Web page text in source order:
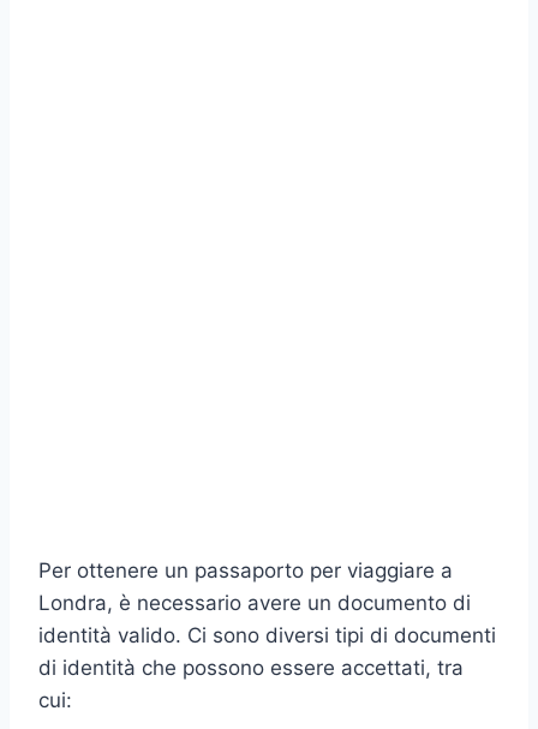
Per ottenere un passaporto per viaggiare a
Londra, è necessario avere un documento di
identità valido. Ci sono diversi tipi di documenti
di identità che possono essere accettati, tra
cui: